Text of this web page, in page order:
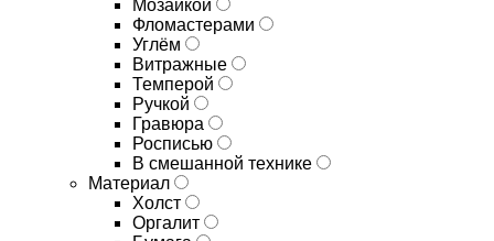
Мозаикой
Фломастерами
Углём
Витражные
Темперой
Ручкой
Гравюра
Росписью
В смешанной технике
Материал
Холст
Оргалит